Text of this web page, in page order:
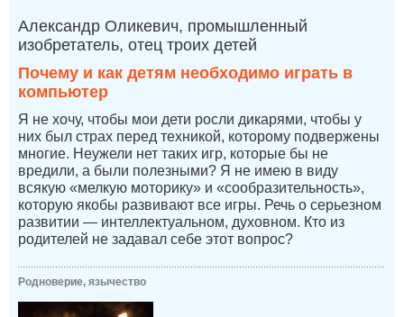
Александр Оликевич, промышленный
изобретатель, отец троих детей
Почему и как детям необходимо играть в
компьютер
Я не хочу, чтобы мои дети росли дикарями, чтобы у
них был страх перед техникой, которому подвержены
многие. Неужели нет таких игр, которые бы не
вредили, а были полезными? Я не имею в виду
всякую «мелкую моторику» и «сообразительность»,
которую якобы развивают все игры. Речь о серьезном
развитии — интеллектуальном, духовном. Кто из
родителей не задавал себе этот вопрос?
Родноверие, язычество